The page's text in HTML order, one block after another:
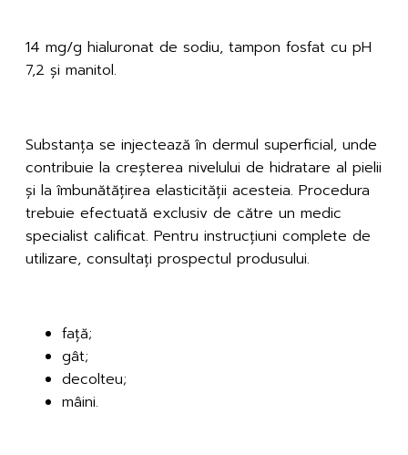
14 mg/g hialuronat de sodiu, tampon fosfat cu pH
7,2 și manitol.
Substanța se injectează în dermul superficial, unde
contribuie la creșterea nivelului de hidratare al pielii
și la îmbunătățirea elasticității acesteia. Procedura
trebuie efectuată exclusiv de către un medic
specialist calificat. Pentru instrucțiuni complete de
utilizare, consultați prospectul produsului.
față;
gât;
decolteu;
mâini.